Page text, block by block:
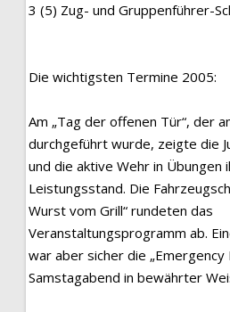
3 (5) Zug- und Gruppenführer-
Die wichtigsten Termine 2005:
Am „Tag der offenen Tür“, der
durchgeführt wurde, zeigte die
und die aktive Wehr in Übungen
Leistungsstand. Die
Wurst vom Grill“ rundeten das
Veranstaltungsprogramm ab.
war aber sicher die „Emergency
Samstagabend in bewährter